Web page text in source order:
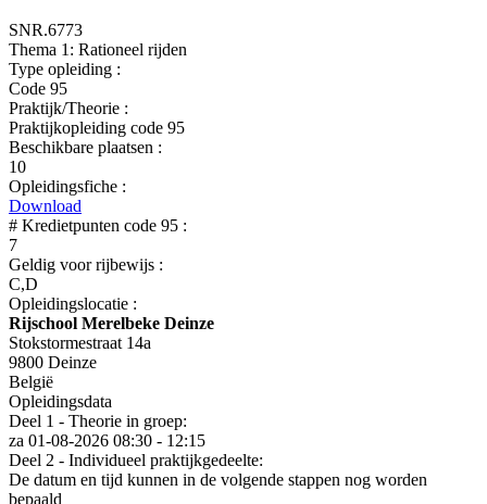
SNR.6773
Thema 1: Rationeel rijden
Type opleiding :
Code 95
Praktijk/Theorie :
Praktijkopleiding code 95
Beschikbare plaatsen :
10
Opleidingsfiche :
Download
# Kredietpunten code 95 :
7
Geldig voor rijbewijs :
C,D
Opleidingslocatie :
Rijschool Merelbeke Deinze
Stokstormestraat 14a
9800 Deinze
België
Opleidingsdata
Deel 1 - Theorie in groep:
za 01-08-2026 08:30 - 12:15
Deel 2 - Individueel praktijkgedeelte:
De datum en tijd kunnen in de volgende stappen nog worden
bepaald